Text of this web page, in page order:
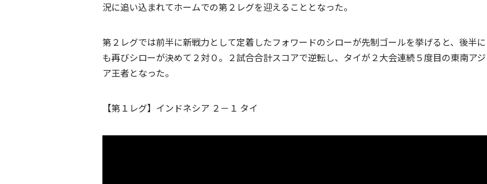
況に追い込まれてホームでの第２レグを迎えることとなった。
第２レグでは前半に新戦力として定着したフォワードのシローが先制ゴールを挙げると、後半に
も再びシローが決めて２対０。２試合合計スコアで逆転し、タイが２大会連続５度目の東南アジ
ア王者となった。
【第１レグ】インドネシア ２－１ タイ